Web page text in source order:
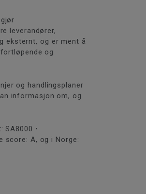
leverandører,
eksternt, og er ment å
og
og handlingsplaner
informasjon om, og
•
score: A, og i Norge: